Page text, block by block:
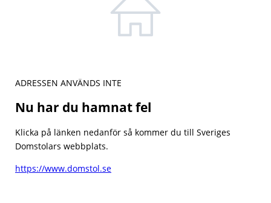
ADRESSEN ANVÄNDS INTE
Nu har du hamnat fel
Klicka på länken nedanför så kommer du till Sveriges
Domstolars webbplats.
https://www.domstol.se